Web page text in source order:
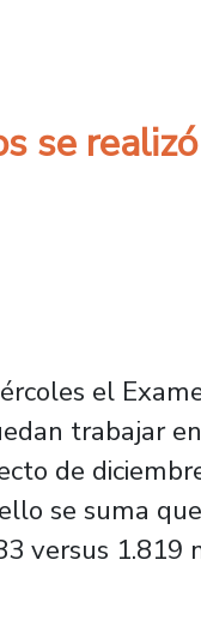
con Escuela
se
el
trabajar
de
se suma
versus 1.819